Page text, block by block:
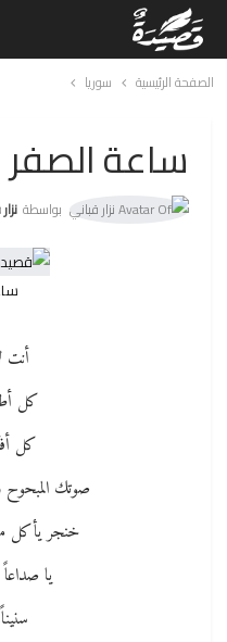
الصفحة الرئيسية سوريا
ساعة الصفر
بواسطة
أنت
كل
كل
صوتك
خنجر يأكل
يا